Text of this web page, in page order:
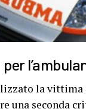
la vittima
una seconda